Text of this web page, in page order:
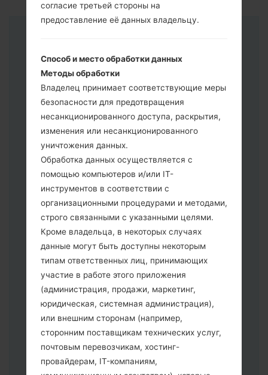
Скачайте на свой ПК:Odin 3.
Далее загрузите и распакуйте файл
прошивки.
Вам необходимо 1 (Выбрать 1 файл
прошивки здесь) или 5 (Выбрать 5
файл прошивки здесь) файлов для
прошивки:
AP: "System & Recovery"
CP: "Modem & Radio"
CSC _ ***: "Country & Region & Operator"
согласие третьей стороны на
предоставление её данных владельцу.
Способ и место обработки данных
Методы обработки
Владелец принимает соответствующие меры
безопасности для предотвращения
несанкционированного доступа, раскрытия,
изменения или несанкционированного
уничтожения данных.
Обработка данных осуществляется с
помощью компьютеров и/или IT-
инструментов в соответствии с
организационными процедурами и методами,
строго связанными с указанными целями.
Кроме владельца, в некоторых случаях
данные могут быть доступны некоторым
типам ответственных лиц, принимающих
участие в работе этого приложения
(администрация, продажи, маркетинг,
юридическая, системная администрация),
или внешним сторонам (например,
сторонним поставщикам технических услуг,
почтовым перевозчикам, хостинг-
провайдерам, IT-компаниям,